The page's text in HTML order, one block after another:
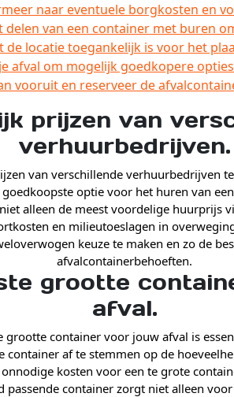
naar eventuele borgkosten en
delen van een container met buren
de locatie toegankelijk is voor het
afval om mogelijk goedkopere
vooruit en reserveer de
prijzen van
verhuurbedrijven.
van verschillende verhuurbedrijven
optie voor het huren van
alleen de meest voordelige huurprijs
en milieutoeslagen in
keuze te maken en zo de
afvalcontainerbehoeften.
grootte
afval.
grootte container voor jouw afval is
container af te stemmen op de
kosten voor een te grote
passende container zorgt niet alleen